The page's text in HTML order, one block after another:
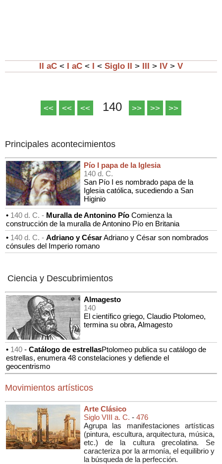
II aC < I aC < I < Siglo II > III > IV > V
<< << << 140 >> >> >>
Principales acontecimientos
Pío I papa de la Iglesia
140 d. C.
San Pío I es nombrado papa de la
Iglesia católica, sucediendo a San
Higinio
• 140 d. C. - Muralla de Antonino Pío Comienza la
construcción de la muralla de Antonino Pío en Britania
• 140 d. C. - Adriano y CésarAdriano y César son nombrados
cónsules del Imperio romano
Ciencia y Descubrimientos
Almagesto
140
El científico griego, Claudio Ptolomeo,
termina su obra, Almagesto
• 140 - Catálogo de estrellasPtolomeo publica su catálogo de
estrellas, enumera 48 constelaciones y defiende el
geocentrismo
Movimientos artísticos
Arte Clásico
Siglo VIII a. C. - 476
Agrupa las manifestaciones artísticas
(pintura, escultura, arquitectura, música,
etc.) de la cultura grecolatina. Se
caracteriza por la armonía, el equilibrio y
la búsqueda de la perfección.